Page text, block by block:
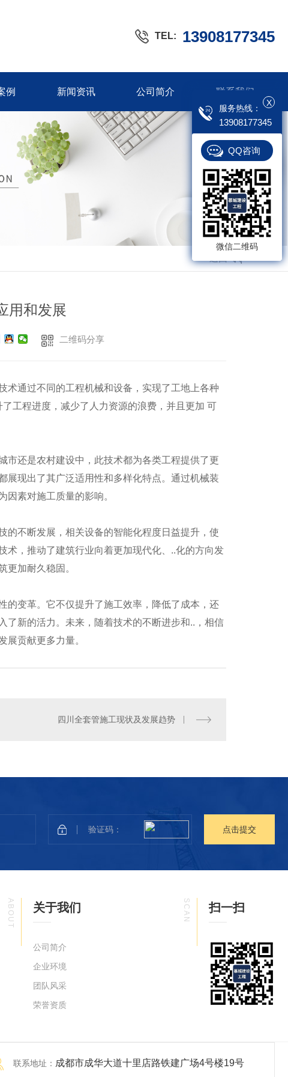
TEL: 13908177345
例 新闻资讯 公司简介 联系我们
用和发展
二维码分享
术通过不同的工程机械和设备，实现了工地上各种
工程进度，减少了人力资源的浪费，并且更加 可
市还是农村建设中，此技术都为各类工程提供了更
展现出了其广泛适用性和多样化特点。通过机械装
素对施工质量的影响。
的不断发展，相关设备的智能化程度日益提升，使
术，推动了建筑行业向着更加现代化、..化的方向发
更加耐久稳固。
的变革。它不仅提升了施工效率，降低了成本，还
了新的活力。未来，随着技术的不断进步和..，相信
展贡献更多力量。
四川全套管施工现状及发展趋势
点击提交
ABOUT 关于我们
公司简介
企业环境
团队风采
荣誉资质
扫一扫
SCAN
联系地址： 成都市成华大道十里店路铁建广场4号楼19号
X
服务热线：
13908177345
QQ咨询
微信二维码